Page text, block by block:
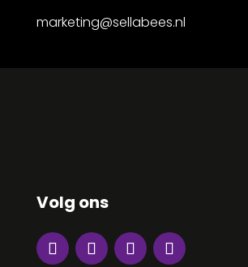
marketing@sellabees.nl
Volg ons